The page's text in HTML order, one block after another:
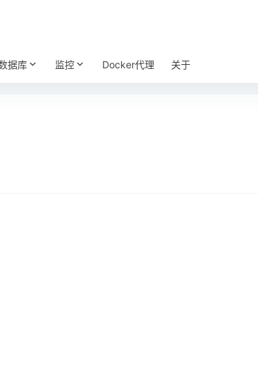
据库 监控 Docker代理 关于